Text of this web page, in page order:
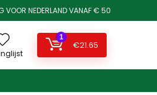
VOOR NEDERLAND VANAF € 50
1
€21.65